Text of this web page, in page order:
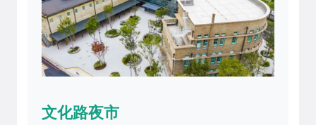
文化路夜市